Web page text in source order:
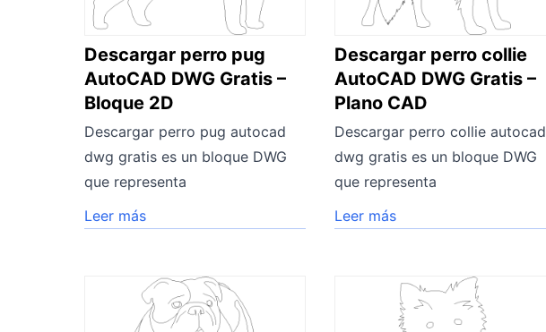
Descargar perro pug
AutoCAD DWG Gratis –
Bloque 2D
Descargar perro pug autocad
dwg gratis es un bloque DWG
que representa
Leer más
Descargar perro collie
AutoCAD DWG Gratis –
Plano CAD
Descargar perro collie autocad
dwg gratis es un bloque DWG
que representa
Leer más